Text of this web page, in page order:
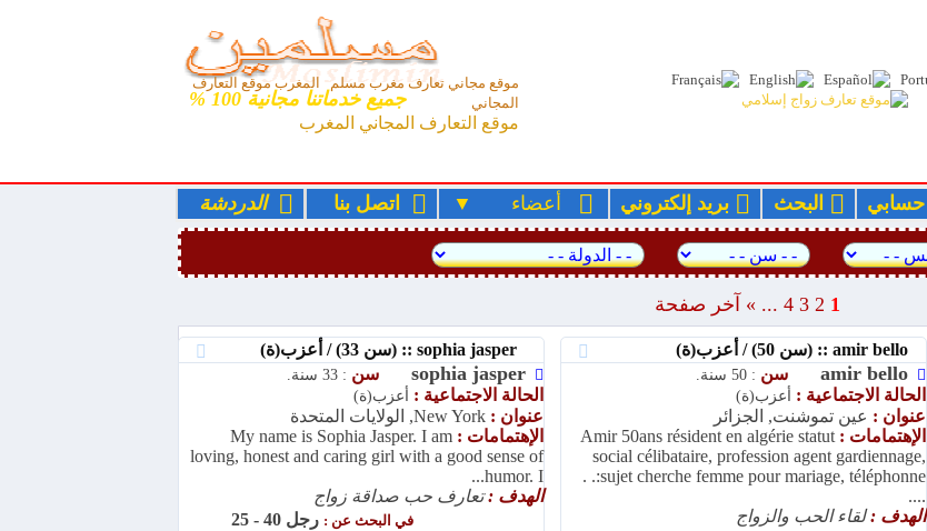
جميع خدماتنا مجانية 100 %
موقع مجاني تعارف مغرب مسلم المغرب موقع التعارف
المجاني
موقع التعارف المجاني المغرب
حسابي البحث بريد إلكتروني أعضاء اتصل بنا الدردشة
1
2
3
4
...
» آخر صفحة
sophia jasper سن : 33 سنة.
الحالة الاجتماعية : أعزب(ة)
عنوان : New York, الولايات المتحدة
الإهتمامات : My name is Sophia Jasper. I am
loving, honest and caring girl with a good sense of
humor. I...
الهدف :تعارف حب صداقة زواج
في البحث عن : رجل 40 - 25
amir bello سن : 50 سنة.
الحالة الاجتماعية : أعزب(ة)
عنوان : عين تموشنت, الجزائر
الإهتمامات : Amir 50ans résident en algérie statut
social célibataire, profession agent gardiennage,
sujet cherche femme pour mariage, téléphonne:. .
....
الهدف :لقاء الحب والزواج